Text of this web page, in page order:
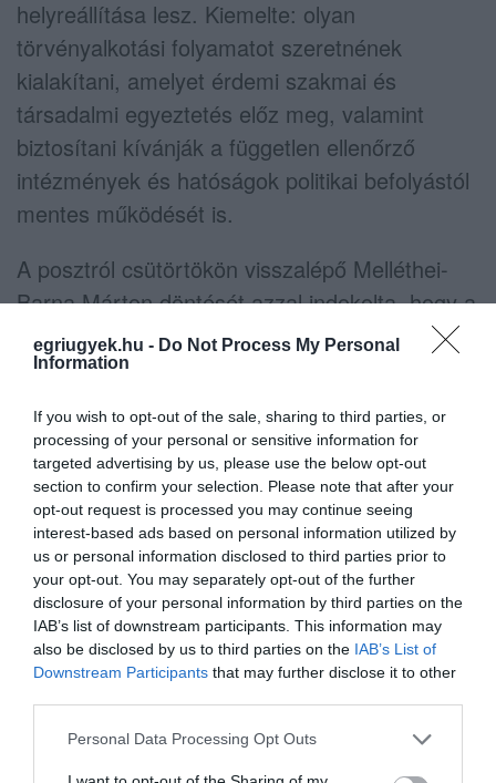
egriugyek.hu - Do Not Process My Personal
Information
If you wish to opt-out of the sale, sharing to third parties, or
processing of your personal or sensitive information for
targeted advertising by us, please use the below opt-out
section to confirm your selection. Please note that after your
opt-out request is processed you may continue seeing
interest-based ads based on personal information utilized by
us or personal information disclosed to third parties prior to
your opt-out. You may separately opt-out of the further
disclosure of your personal information by third parties on the
IAB’s list of downstream participants. This information may
also be disclosed by us to third parties on the IAB’s List of
Downstream Participants that may further disclose it to other
Please note that this website/app uses one or more Google
Personal Data Processing Opt Outs
helyreállítása lesz. Kiemelte: olyan
törvényalkotási folyamatot szeretnének
kialakítani, amelyet érdemi szakmai és
társadalmi egyeztetés előz meg, valamint
biztosítani kívánják a független ellenőrző
intézmények és hatóságok politikai befolyástól
mentes működését is.
A posztról csütörtökön visszalépő Melléthei-
Barna Márton döntését azzal indokolta, hogy a
Magyar Péterhez fűződő rokoni és baráti
kapcsolata megosztó lehetne a
helyreállítását olyan miniszter szolgálhatja
leginkább, „akit kizárólag tevékenysége alapján
ítél meg a nyilvánosság”.
indexkép: Magyar Péter facebook
Ne maradjon le a legfrissebb hírekről, kövessen
bennünket az EGRI ÜGYEK Google Hírek oldalán!